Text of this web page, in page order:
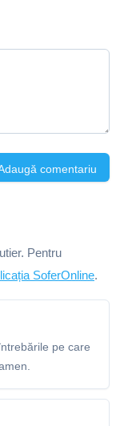
comentariu
Pentru
SoferOnline.
pe care